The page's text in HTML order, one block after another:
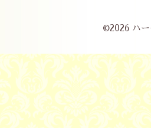
©2026 ハ